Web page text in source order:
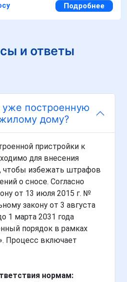
Подробнее
и ответы
уже построенную
дому?
пристройки к
для внесения
чтобы избежать штрафов
о сносе. Согласно
от 13 июля 2015 г. №
закону от 3 августа
1 марта 2031 года
порядок в рамках
Процесс включает
нормам: